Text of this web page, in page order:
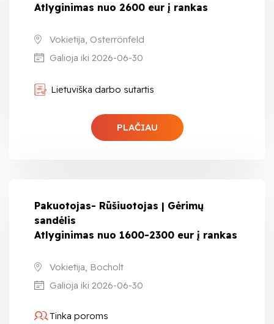
Atlyginimas nuo 2600 eur į rankas
Vokietija, Osterrönfeld
Galioja iki 2026-06-30
Lietuviška darbo sutartis
PLAČIAU
Pakuotojas- Rūšiuotojas | Gėrimų
sandėlis
Atlyginimas nuo 1600-2300 eur į rankas
Vokietija, Bocholt
Galioja iki 2026-06-30
Tinka poroms